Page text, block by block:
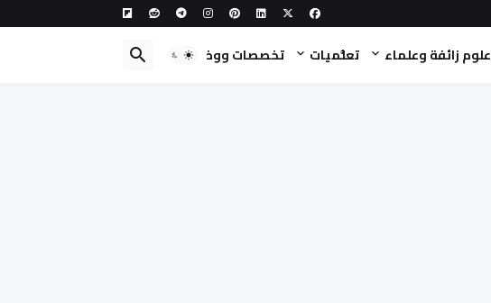
علوم زائفة وعلماء تعلُّميات تخصصات ووظائف